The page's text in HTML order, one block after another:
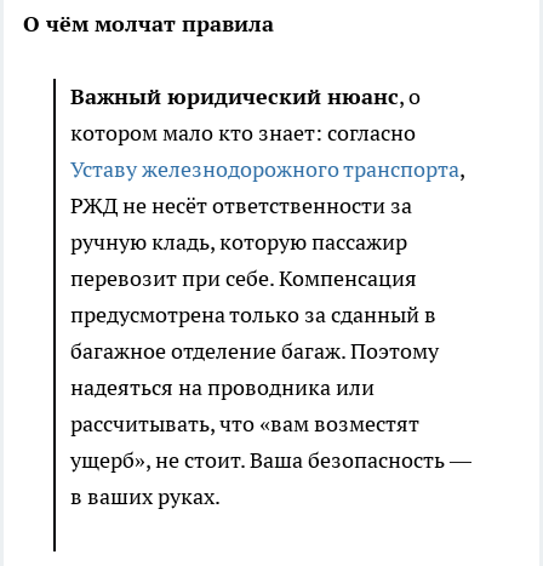
О чём молчат правила
Важный юридический нюанс, о
котором мало кто знает: согласно
Уставу железнодорожного транспорта,
РЖД не несёт ответственности за
ручную кладь, которую пассажир
перевозит при себе. Компенсация
предусмотрена только за сданный в
багажное отделение багаж. Поэтому
надеяться на проводника или
рассчитывать, что «вам возместят
ущерб», не стоит. Ваша безопасность —
в ваших руках.